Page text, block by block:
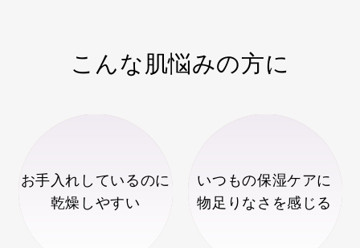
こんな肌悩みの方に
お手入れしているのに
乾燥しやすい
いつもの保湿ケアに
物足りなさを感じる